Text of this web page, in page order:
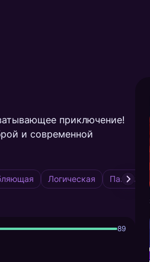
приключение!
и современной
Логическая Пазлы
89